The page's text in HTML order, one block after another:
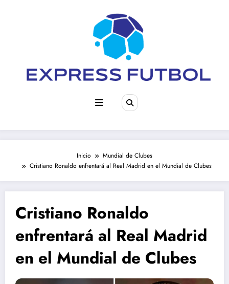
Inicio
Mundial de Clubes
Cristiano Ronaldo enfrentará al Real Madrid en el Mundial de Clubes
Cristiano Ronaldo
enfrentará al Real Madrid
en el Mundial de Clubes